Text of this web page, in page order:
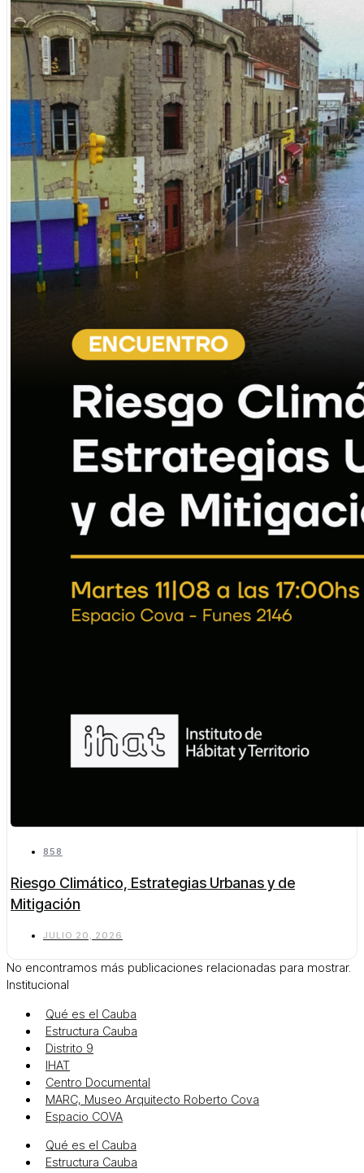
858
Riesgo Climático, Estrategias Urbanas y de
Mitigación
JULIO 20, 2026
No encontramos más publicaciones relacionadas para mostrar.
Institucional
Qué es el Cauba
Estructura Cauba
Distrito 9
IHAT
Centro Documental
MARC, Museo Arquitecto Roberto Cova
Espacio COVA
Qué es el Cauba
Estructura Cauba